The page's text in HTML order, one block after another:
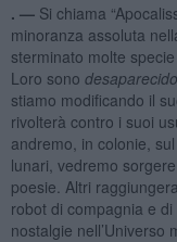
. — Si chiama
minoranza assoluta
sterminato molte
Loro sono
stiamo modificando il
rivolterà contro i suoi
andremo, in colonie,
lunari, vedremo
poesie. Altri
robot di compagnia e
nostalgie nell’Universo